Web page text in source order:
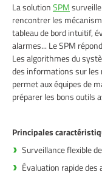
La solutionSPM
rencontrer les
tableau de bord intuitif,
alarmes... Le SPM
Les algorithmes du
des informations sur les
permet aux équipes de
préparer les bons outils
Principales
Surveillance flexible
Évaluation rapide